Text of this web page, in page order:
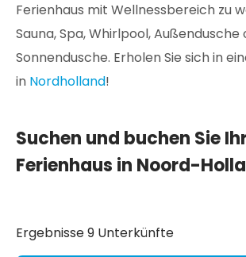
Ferienhaus mit Wellnessbereich zu
Sauna, Spa, Whirlpool, Außendusche
Sonnendusche. Erholen Sie sich in
in Nordholland!
Suchen und buchen Sie
Ferienhaus in Noord-
Ergebnisse 9 Unterkünfte